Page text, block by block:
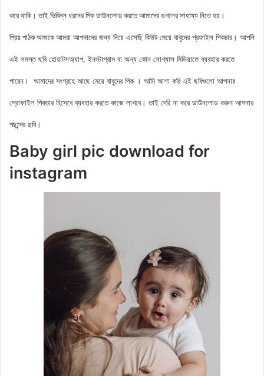
করে থাকি। তাই ভিবিন্ন ধরনের পিক ডাউনলোড করতে আমাদের গুগলের সাহায্য নিতে হয়।
প্রিয় পাঠক আজকেআমরা আপনাদের জন্য নিয়ে এসেছি কিউট মেয়ে বাবুদের প্রফাইল পিকচার। আপনি
এই সমস্ত ছবি হোয়াটসঅ্যাপ, ইনস্টাগ্রাম বা অন্য কোন সোশ্যাল মিডিয়াতে ব্যবহার করতে
পারেন। আমাদের সংগ্রহে আছে মেয়ে বাবুদের পিক । আমি আশা করি এই ছবিগুলো আপনার
প্রোফাইল পিকচার হিসেবে ব্যবহার করতে কাজে লাগবে। তাই দেরি না করে ডাউনলোড করুন আপনার
পছন্দের ছবি।
Baby girl pic download for
instagram